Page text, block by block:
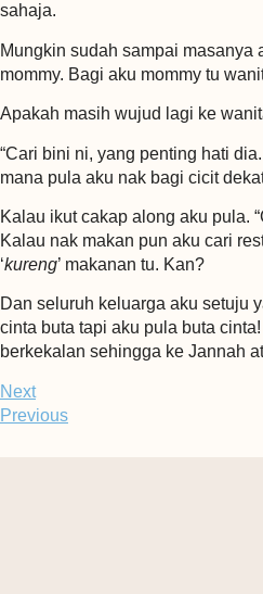
sahaja.
Mungkin sudah sampai masanya
mommy. Bagi aku mommy tu
Apakah masih wujud lagi ke
“Cari bini ni, yang penting hati
mana pula aku nak bagi cicit
Kalau ikut cakap along aku pula.
Kalau nak makan pun aku cari
‘kureng’ makanan tu. Kan?
Dan seluruh keluarga aku setuju
cinta buta tapi aku pula buta
berkekalan sehingga ke Jannah
Next
Previous